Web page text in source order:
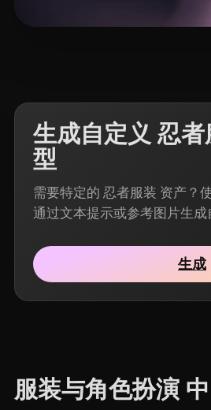
生成自定义 忍
型
需要特定的 忍者服装 资产？
通过文本提示或参考图片生成
生成
服装与角色扮演